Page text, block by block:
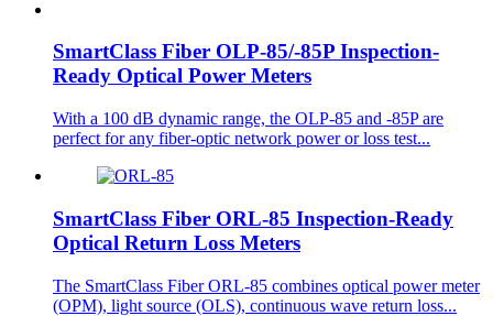
SmartClass Fiber OLP-85/-85P Inspection-
Ready Optical Power Meters
With a 100 dB dynamic range, the OLP-85 and -85P are
perfect for any fiber-optic network power or loss test...
SmartClass Fiber ORL-85 Inspection-Ready
Optical Return Loss Meters
The SmartClass Fiber ORL-85 combines optical power meter
(OPM), light source (OLS), continuous wave return loss...